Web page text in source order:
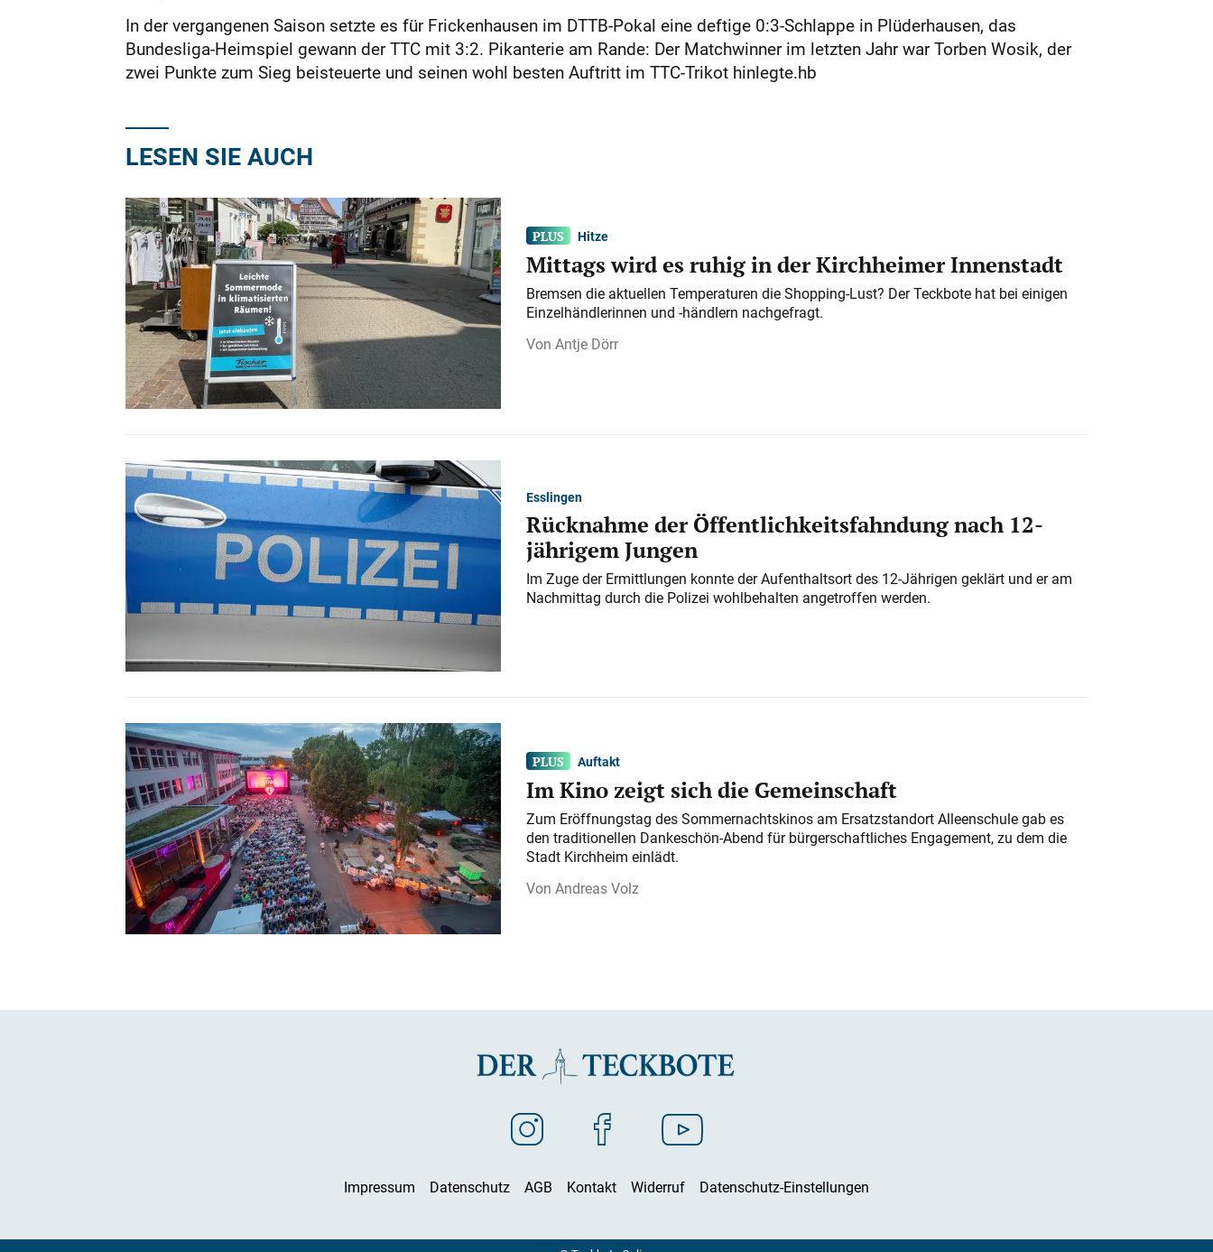
In der vergangenen Saison setzte es für Frickenhausen im DTTB-Pokal eine deftige 0:3-Schlappe in Plüderhausen, das
Bundesliga-Heimspiel gewann der TTC mit 3:2. Pikanterie am Rande: Der Matchwinner im letzten Jahr war Torben Wosik, der
zwei Punkte zum Sieg beisteuerte und seinen wohl besten Auftritt im TTC-Trikot hinlegte.hb
LESEN SIE AUCH
Hitze
Mittags wird es ruhig in der Kirchheimer Innenstadt
Bremsen die aktuellen Temperaturen die Shopping-Lust? Der Teckbote hat bei einigen
Einzelhändlerinnen und -händlern nachgefragt.
Antje Dörr
Esslingen
Rücknahme der Öffentlichkeitsfahndung nach 12-
jährigem Jungen
Im Zuge der Ermittlungen konnte der Aufenthaltsort des 12-Jährigen geklärt und er am
Nachmittag durch die Polizei wohlbehalten angetroffen werden.
Auftakt
Im Kino zeigt sich die Gemeinschaft
Zum Eröffnungstag des Sommernachtskinos am Ersatzstandort Alleenschule gab es
den traditionellen Dankeschön-Abend für bürgerschaftliches Engagement, zu dem die
Stadt Kirchheim einlädt.
Andreas Volz
Impressum Datenschutz AGB Kontakt Widerruf Datenschutz-Einstellungen